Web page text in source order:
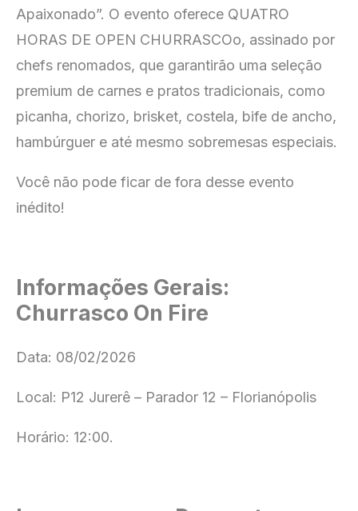
Apaixonado”. O evento oferece QUATRO
HORAS DE OPEN CHURRASCOo, assinado por
chefs renomados, que garantirão uma seleção
premium de carnes e pratos tradicionais, como
picanha, chorizo, brisket, costela, bife de ancho,
hambúrguer e até mesmo sobremesas especiais.
Você não pode ficar de fora desse evento
inédito!
Informações Gerais:
Churrasco On Fire
Data: 08/02/2026
Local: P12 Jurerê – Parador 12 – Florianópolis
Horário: 12:00.